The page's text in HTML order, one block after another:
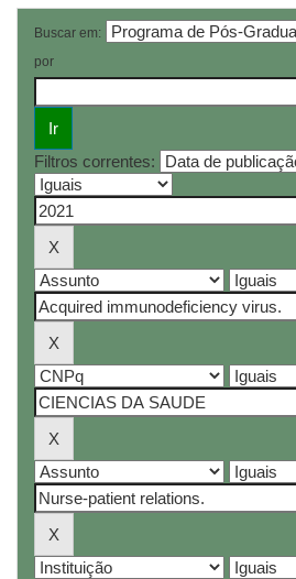
Buscar em:
por
Filtros correntes: